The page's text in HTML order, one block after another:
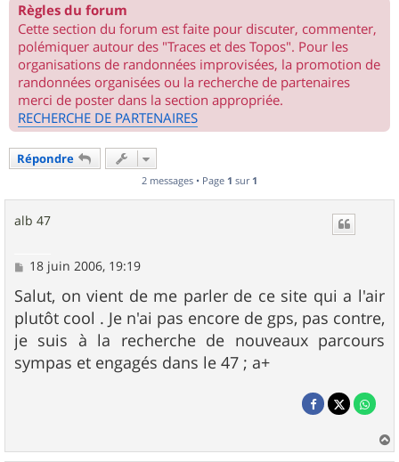
Règles du forum
Cette section du forum est faite pour discuter, commenter,
polémiquer autour des "Traces et des Topos". Pour les
organisations de randonnées improvisées, la promotion de
randonnées organisées ou la recherche de partenaires
merci de poster dans la section appropriée.
RECHERCHE DE PARTENAIRES
Répondre
2 messages • Page 1 sur 1
alb 47
M
s
s
a
g
e
18 juin 2006, 19:19
Salut, on vient de me parler de ce site qui a l'air
plutôt cool . Je n'ai pas encore de gps, pas contre,
je suis à la recherche de nouveaux parcours
sympas et engagés dans le 47 ; a+
a